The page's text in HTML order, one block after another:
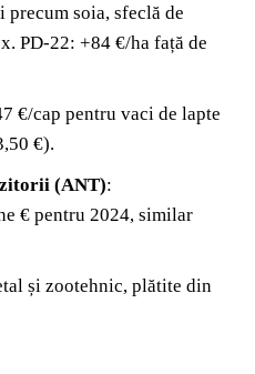
precum soia, sfeclă de
PD-22: +84 €/ha față de
€/cap pentru vaci de lapte
€).
(ANT):
€ pentru 2024, similar
și zootehnic, plătite din